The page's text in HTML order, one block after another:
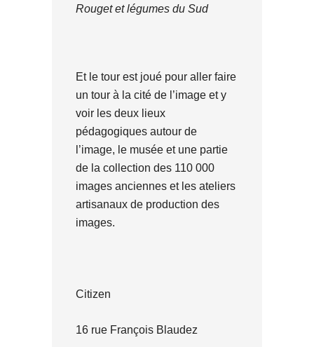
Rouget et légumes du Sud
Et le tour est joué pour aller faire
un tour à la cité de l’image et y
voir les deux lieux
pédagogiques autour de
l’image, le musée et une partie
de la collection des 110 000
images anciennes et les ateliers
artisanaux de production des
images.
Citizen
16 rue François Blaudez